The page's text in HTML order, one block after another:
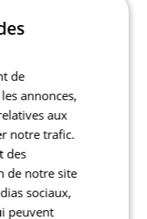
de
annonces,
aux
notre trafic.
des
de notre site
sociaux,
peuvent